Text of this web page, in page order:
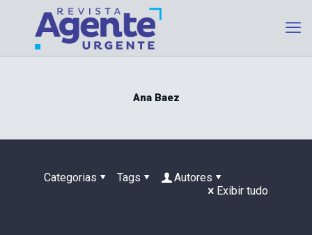
Ana Baez
Categorias Tags
Autores
Exibir tudo